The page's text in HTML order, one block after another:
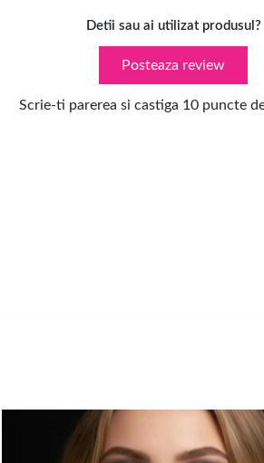
Detii sau ai utilizat produsul?
Posteaza review
Scrie-ti parerea si castiga 10 puncte